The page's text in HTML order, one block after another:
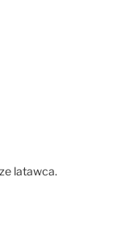
latawca.